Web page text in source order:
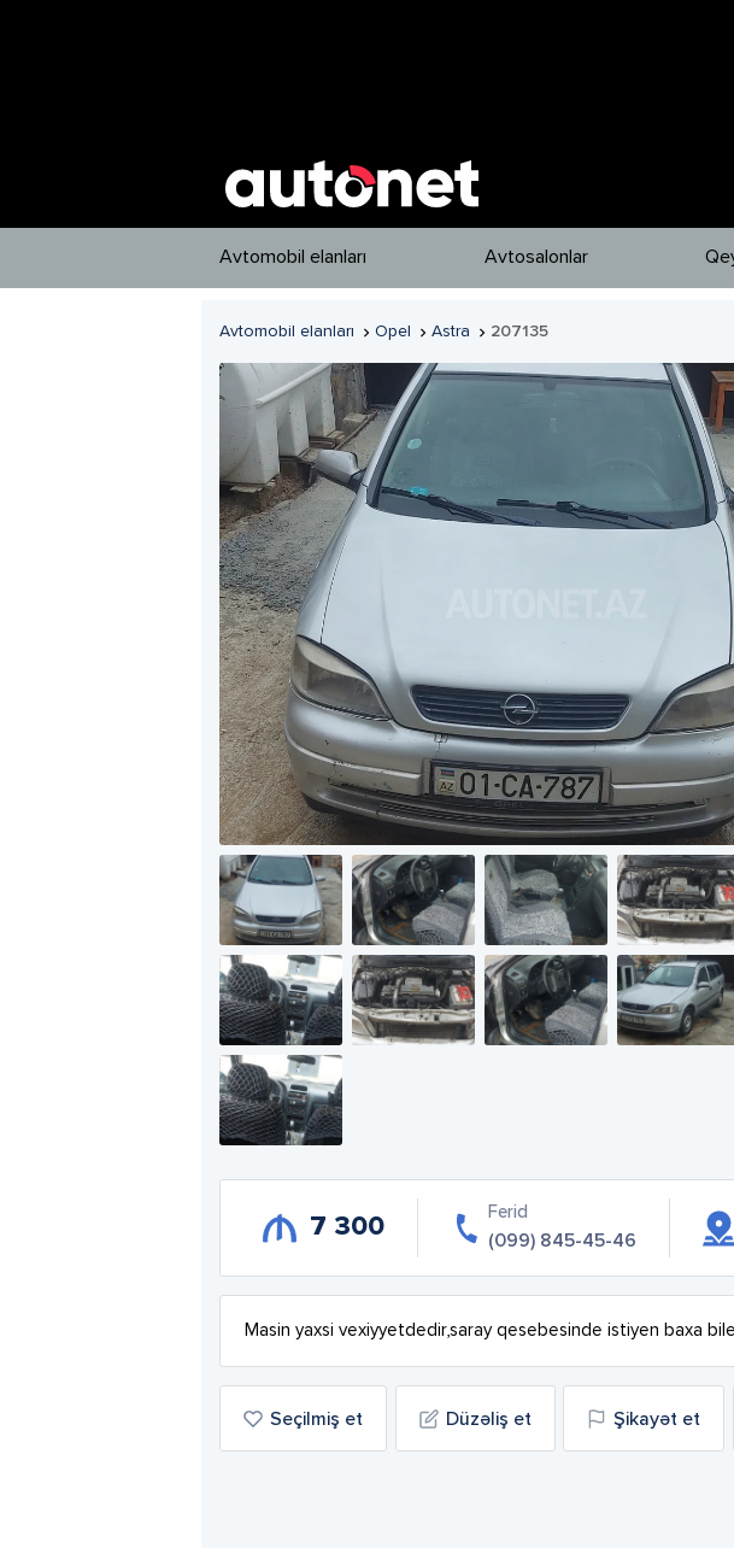
Avtomobil elanları Avtosalonlar
Avtomobil elanları  Opel  Astra  207135
7 300
Ferid
(099) 845-45-46
Masin yaxsi vexiyyetdedir,saray qesebesinde istiyen baxa
Seçilmiş et Düzəliş et Şikayət et